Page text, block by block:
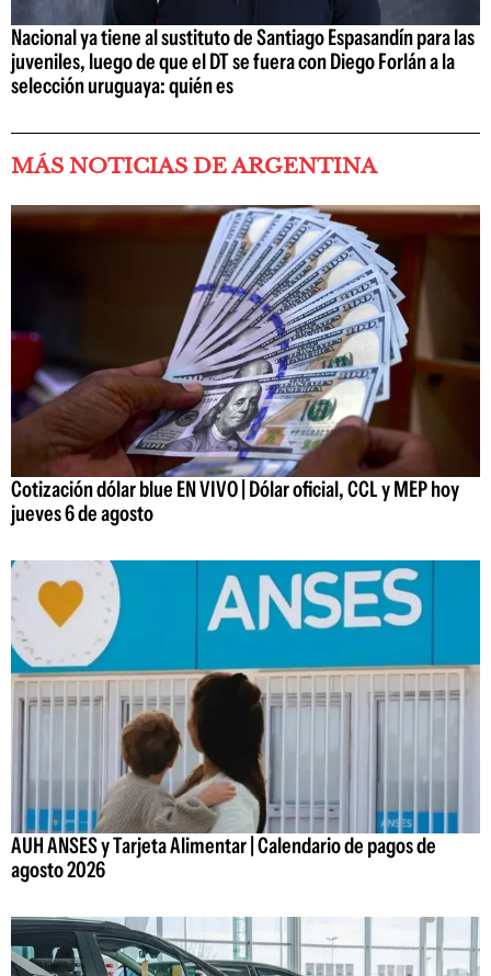
Nacional ya tiene al sustituto de Santiago Espasandín para las
juveniles, luego de que el DT se fuera con Diego Forlán a la
selección uruguaya: quién es
MÁS NOTICIAS DE ARGENTINA
Cotización dólar blue EN VIVO | Dólar oficial, CCL y MEP hoy
jueves 6 de agosto
AUH ANSES y Tarjeta Alimentar | Calendario de pagos de
agosto 2026